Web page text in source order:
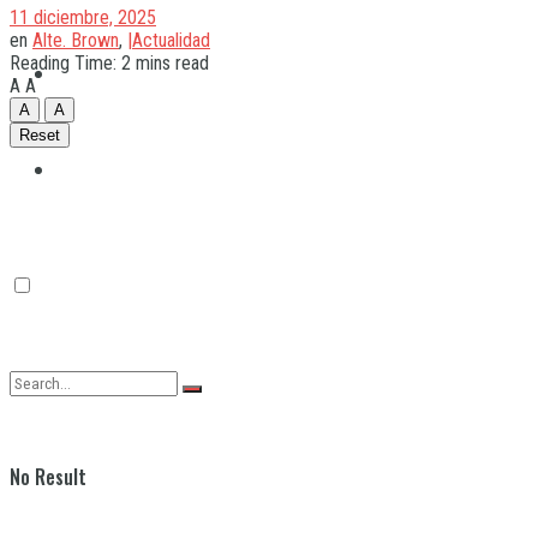
Quilmes
No Result
11 diciembre, 2025
en Alte. Brown, |Actualidad
Reading Time: 2 mins read
A A
A
A
Reset